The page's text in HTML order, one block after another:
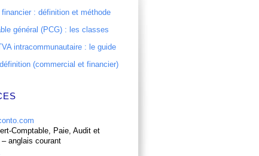
financier : définition et méthode
général (PCG) : les classes
intracommunautaire : le guide
(commercial et financier)
Comptable, Paie, Audit et
anglais courant